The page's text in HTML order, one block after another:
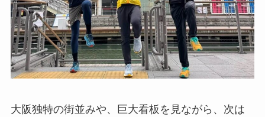
大阪独特の街並みや、巨大看板を見ながら、次は